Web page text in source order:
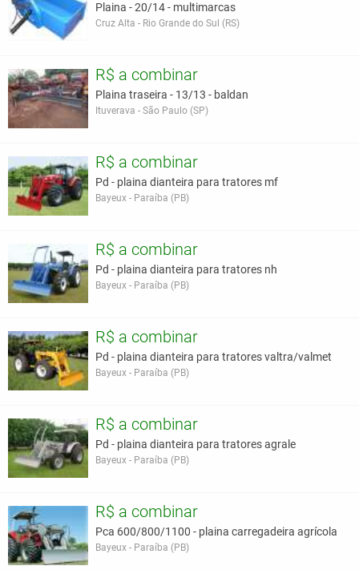
Plaina - 20/14 - multimarcas
Cruz Alta - Rio Grande do Sul (RS)
R$ a combinar
Plaina traseira - 13/13 - baldan
Ituverava - São Paulo (SP)
R$ a combinar
Pd - plaina dianteira para tratores mf
Bayeux - Paraíba (PB)
R$ a combinar
Pd - plaina dianteira para tratores nh
Bayeux - Paraíba (PB)
R$ a combinar
Pd - plaina dianteira para tratores valtra/valmet
Bayeux - Paraíba (PB)
R$ a combinar
Pd - plaina dianteira para tratores agrale
Bayeux - Paraíba (PB)
R$ a combinar
Pca 600/800/1100 - plaina carregadeira agrícola
Bayeux - Paraíba (PB)